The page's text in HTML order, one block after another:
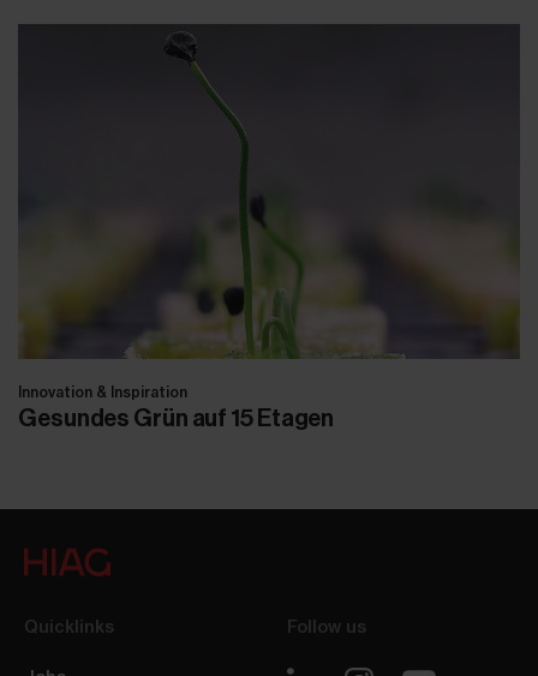
Innovation & Inspiration
Gesundes Grün auf 15 Etagen
Quicklinks Follow us